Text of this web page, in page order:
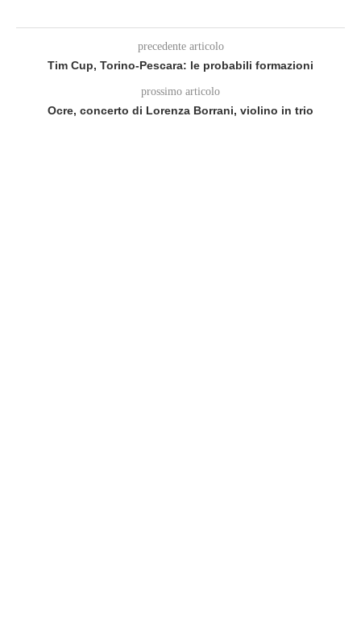
precedente articolo
Tim Cup, Torino-Pescara: le probabili formazioni
prossimo articolo
Ocre, concerto di Lorenza Borrani, violino in trio